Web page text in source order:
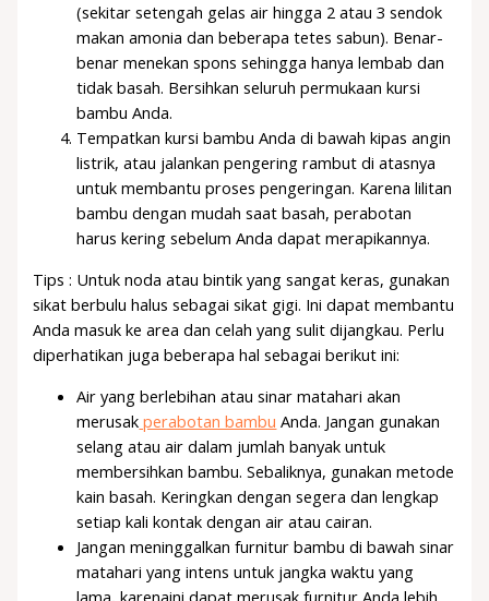
(sekitar setengah gelas air hingga 2 atau 3 sendok
makan amonia dan beberapa tetes sabun). Benar-
benar menekan spons sehingga hanya lembab dan
tidak basah. Bersihkan seluruh permukaan kursi
bambu Anda.
Tempatkan kursi bambu Anda di bawah kipas angin
listrik, atau jalankan pengering rambut di atasnya
untuk membantu proses pengeringan. Karena lilitan
bambu dengan mudah saat basah, perabotan
harus kering sebelum Anda dapat merapikannya.
Tips : Untuk noda atau bintik yang sangat keras, gunakan
sikat berbulu halus sebagai sikat gigi. Ini dapat membantu
Anda masuk ke area dan celah yang sulit dijangkau. Perlu
diperhatikan juga beberapa hal sebagai berikut ini:
Air yang berlebihan atau sinar matahari akan
merusak perabotan bambu Anda. Jangan gunakan
selang atau air dalam jumlah banyak untuk
membersihkan bambu. Sebaliknya, gunakan metode
kain basah. Keringkan dengan segera dan lengkap
setiap kali kontak dengan air atau cairan.
Jangan meninggalkan furnitur bambu di bawah sinar
matahari yang intens untuk jangka waktu yang
lama, karenaini dapat merusak furnitur Anda lebih